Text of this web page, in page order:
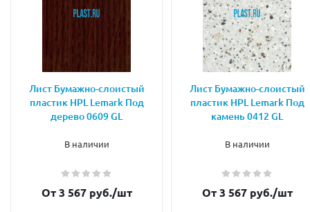
Лист Бумажно-слоистый
пластик HPL Lemark Под
дерево 0609 GL
В наличии
От 3 567 руб./шт
Лист Бумажно-слоистый
пластик HPL Lemark Под
камень 0412 GL
В наличии
От 3 567 руб./шт